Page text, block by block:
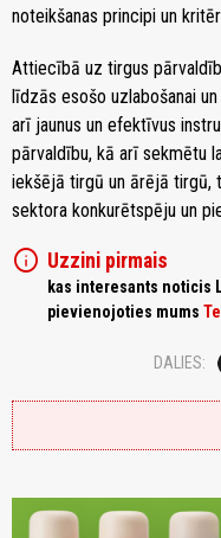
noteikšanas principi un
Attiecībā uz tirgus
līdzās esošo uzlabošanai
arī jaunus un efektīvus
pārvaldību, kā arī sekmētu
iekšējā tirgū un ārējā tirgū,
sektora konkurētspēju un
info Uzzini pirmais
kas interesants noticis
pievienojoties mums
DALIES: